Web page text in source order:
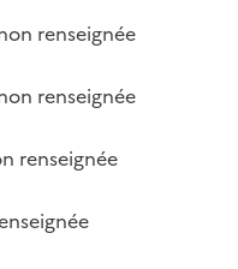
renseignée
renseignée
renseignée